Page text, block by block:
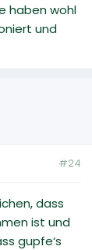
haben wohl
und
#24
dass
ist und
gupfe‘s